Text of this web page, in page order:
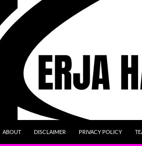
ABOUT DISCLAIMER PRIVACY POLICY